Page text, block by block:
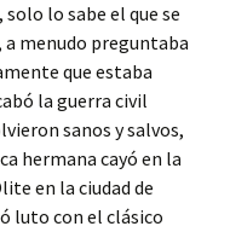
lo sabe el que se
a menudo preguntaba
que estaba
la guerra civil
sanos y salvos,
hermana cayó en la
en la ciudad de
luto con el clásico